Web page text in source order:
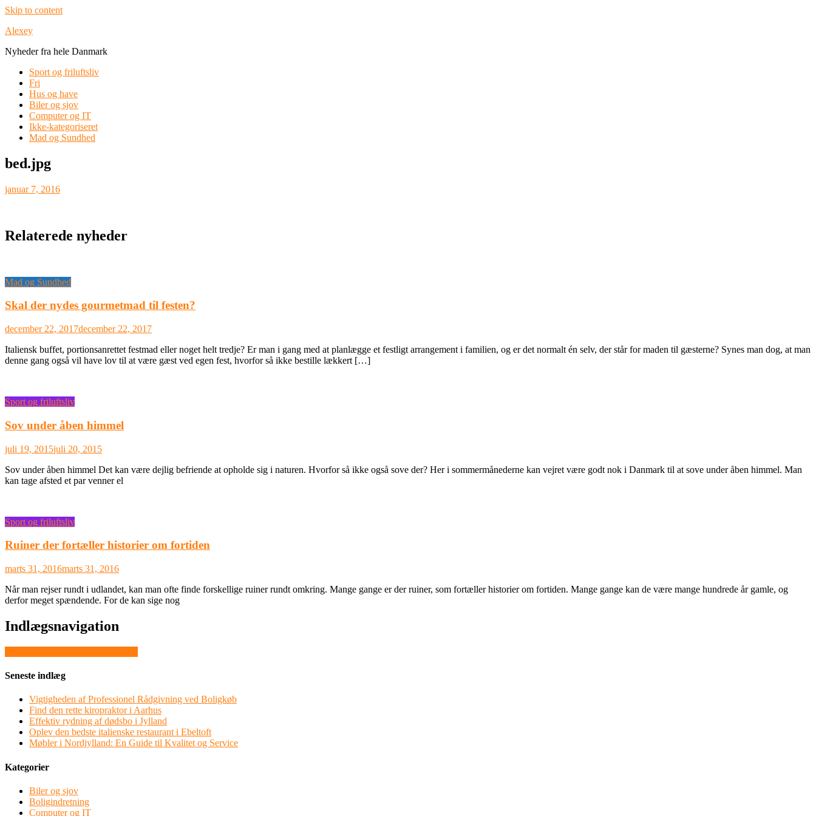
Skip to content
Alexey
Nyheder fra hele Danmark
Sport og friluftsliv
Fri
Hus og have
Biler og sjov
Computer og IT
Ikke-kategoriseret
Mad og Sundhed
bed.jpg
januar 7, 2016
Relaterede nyheder
Mad og Sundhed
Skal der nydes gourmetmad til festen?
december 22, 2017december 22, 2017
Italiensk buffet, portionsanrettet festmad eller noget helt tredje? Er man i gang med at planlægge et festligt arrangement i familien, og er det normalt én selv, der står for maden til gæsterne? Synes man dog, at man
denne gang også vil have lov til at være gæst ved egen fest, hvorfor så ikke bestille lækkert […]
Sport og friluftsliv
Sov under åben himmel
juli 19, 2015juli 20, 2015
Sov under åben himmel Det kan være dejlig befriende at opholde sig i naturen. Hvorfor så ikke også sove der? Her i sommermånederne kan vejret være godt nok i Danmark til at sove under åben himmel. Man
kan tage afsted et par venner el
Sport og friluftsliv
Ruiner der fortæller historier om fortiden
marts 31, 2016marts 31, 2016
Når man rejser rundt i udlandet, kan man ofte finde forskellige ruiner rundt omkring. Mange gange er der ruiner, som fortæller historier om fortiden. Mange gange kan de være mange hundrede år gamle, og
derfor meget spændende. For de kan sige nog
Indlægsnavigation
Seneste indlæg
Vigtigheden af Professionel Rådgivning ved Boligkøb
Find den rette kiropraktor i Aarhus
Effektiv rydning af dødsbo i Jylland
Oplev den bedste italienske restaurant i Ebeltoft
Møbler i Nordjylland: En Guide til Kvalitet og Service
Kategorier
Biler og sjov
Boligindretning
Computer og IT